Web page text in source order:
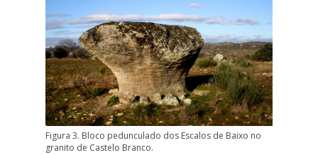
Figura 3. Bloco pedunculado dos Escalos de Baixo no
granito de Castelo Branco.